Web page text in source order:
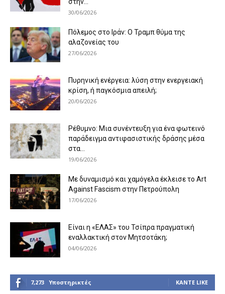
30/06/2026
Πόλεμος στο Ιράν: Ο Τραμπ θύμα της
αλαζονείας του
27/06/2026
Πυρηνική ενέργεια: λύση στην ενεργειακή
κρίση, ή παγκόσμια απειλή;
20/06/2026
Ρέθυμνο: Μια συνέντευξη για ένα φωτεινό
παράδειγμα αντιφασιστικής δράσης μέσα
στα...
19/06/2026
Με δυναμισμό και χαμόγελα έκλεισε το Art
Against Fascism στην Πετρούπολη
17/06/2026
Είναι η «ΕΛΑΣ» του Τσίπρα πραγματική
εναλλακτική στον Μητσοτάκη;
04/06/2026
7,273 Υποστηρικτές ΚΆΝΤΕ LIKE